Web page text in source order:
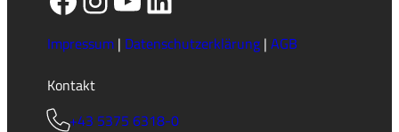
n
n
i
*
Impressum| Datenschutzerklärung| AGB
Kontakt
+43 5375 6318-0